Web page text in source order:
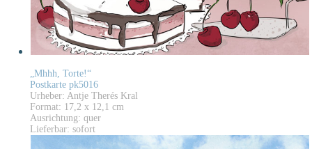
„Mhhh, Torte!“
Postkarte pk5016
Urheber: Antje Therés Kral
Format: 17,2 x 12,1 cm
Ausrichtung: quer
Lieferbar: sofort